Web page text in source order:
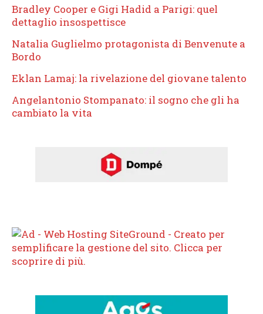
Bradley Cooper e Gigi Hadid a Parigi: quel
dettaglio insospettisce
Natalia Guglielmo protagonista di Benvenute a
Bordo
Eklan Lamaj: la rivelazione del giovane talento
Angelantonio Stompanato: il sogno che gli ha
cambiato la vita